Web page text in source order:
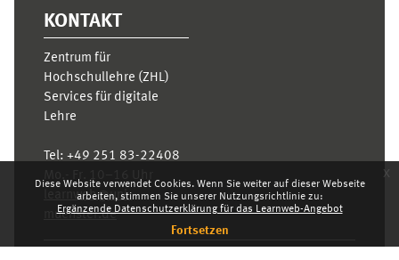
Diese Website verwendet Cookies. Wenn Sie weiter auf dieser Webseite
arbeiten, stimmen Sie unserer Nutzungsrichtlinie zu:
Ergänzende Datenschutzerklärung für das Learnweb-Angebot
Fortsetzen
x
KONTAKT
Zentrum für
Hochschullehre (ZHL)
Services für digitale
Lehre
Tel: +49 251 83-22408
Mo.- Fr. 10–16 Uhr
learnweb@uni-
muenster.de